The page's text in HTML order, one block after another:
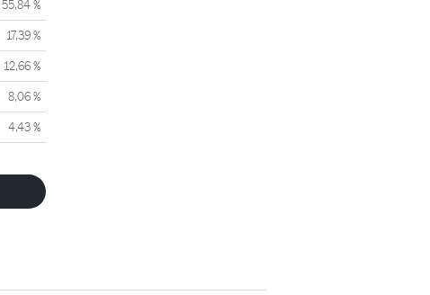
55,84 %
17,39 %
12,66 %
8,06 %
4,43 %